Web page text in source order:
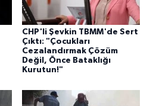
CHP'li Şevkin TBMM'de Sert
Çıktı: "Çocukları
Cezalandırmak Çözüm
Değil, Önce Bataklığı
Kurutun!"